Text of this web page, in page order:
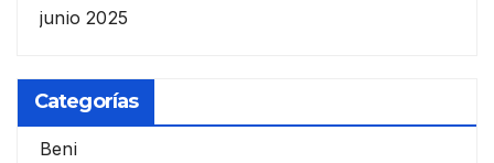
junio 2025
Categorías
Beni